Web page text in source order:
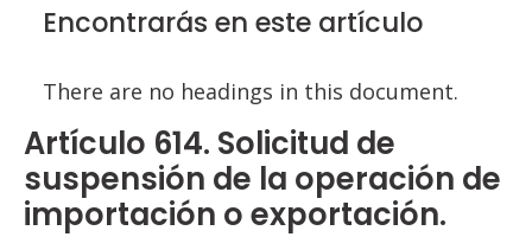
Encontrarás en este artículo
There are no headings in this document.
Artículo 614. Solicitud de
suspensión de la operación de
importación o exportación.